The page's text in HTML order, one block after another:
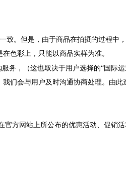
。但是，由于商品在拍摄的过程中
色彩上，只能以商品实样为准。
务，（这也取决于用户选择的“国际
们会与用户及时沟通协商处理。由
官方网站上所公布的优惠活动、促销